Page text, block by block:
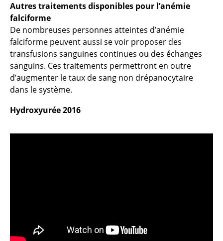
Autres traitements disponibles pour l’anémie
falciforme
De nombreuses personnes atteintes d’anémie
falciforme peuvent aussi se voir proposer des
transfusions sanguines continues ou des échanges
sanguins. Ces traitements permettront en outre
d’augmenter le taux de sang non drépanocytaire
dans le système.
Hydroxyurée 2016